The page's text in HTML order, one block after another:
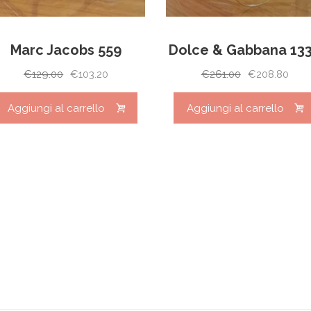
Marc Jacobs 559
€129.00 Il
originale
€103.20
attuale
Aggiungi al carrello
Dolce & Gabbana
€261.00 Il
originale
€208.80Il
Aggiungi al carrello